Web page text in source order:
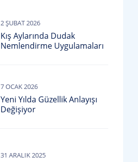
Kış Aylarında Dudak
Nemlendirme Uygulamaları
2 ŞUBAT 2026
Yeni Yılda Güzellik Anlayışı
Değişiyor
7 OCAK 2026
31 ARALIK 2025